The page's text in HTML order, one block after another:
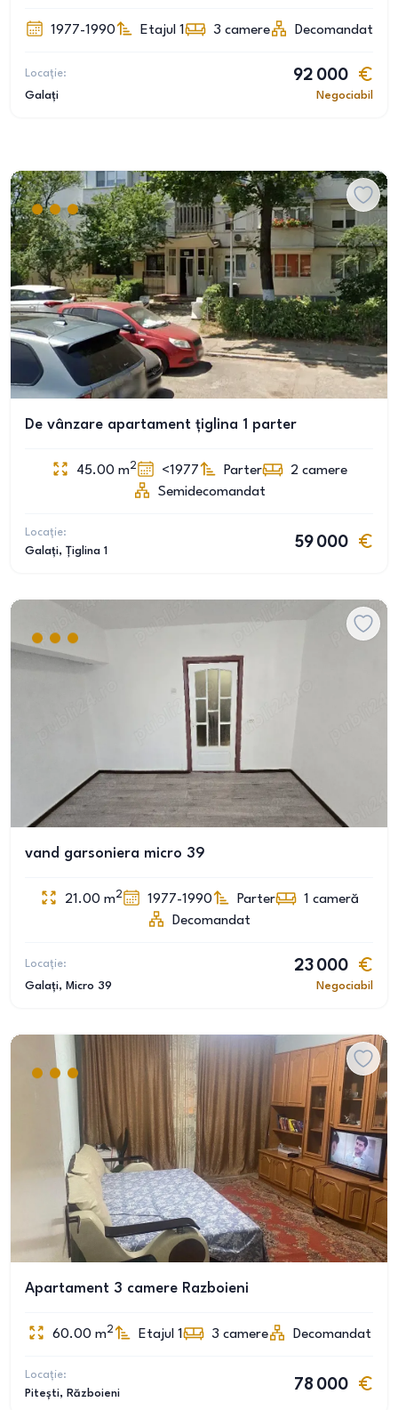
1977-1990 Etajul 1 3 camere Decomandat
Locație:
Galați
92 000
Negociabil
De vânzare apartament țiglina 1 parter
45.00 m2 <1977 Parter 2 camere
Semidecomandat
Locație:
Galați, Țiglina 1
59 000
vand garsoniera micro 39
21.00 m2 1977-1990 Parter 1 cameră
Decomandat
Locație:
Galați, Micro 39
23 000
Negociabil
Apartament 3 camere Razboieni
60.00 m2 Etajul 1 3 camere Decomandat
Locație:
Pitești, Războieni
78 000